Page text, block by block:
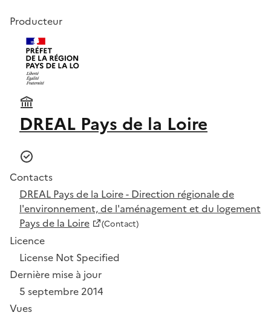
Producteur
DREAL Pays de la Loire
Contacts
DREAL Pays de la Loire - Direction régionale de
l'environnement, de l'aménagement et du logement
Pays de la Loire
(Contact)
Licence
License Not Specified
Dernière mise à jour
5 septembre 2014
Vues